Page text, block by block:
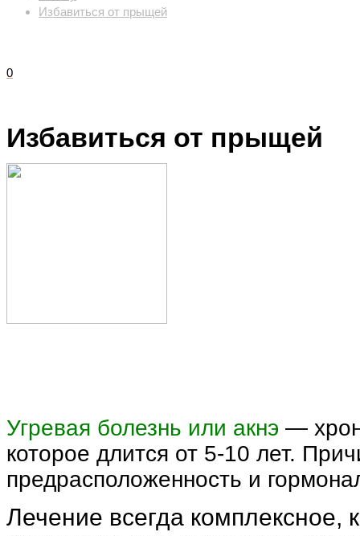
Избавиться от прыщей
0
Избавиться от прыщей
Угревая болезнь или акнэ —
которое длится от 5-10 лет.
предрасположенность и
Лечение всегда комплексное,